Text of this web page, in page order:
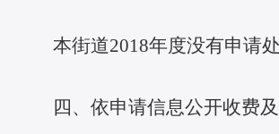
本街道2018年度没有申请处
四、依申请信息公开收费及